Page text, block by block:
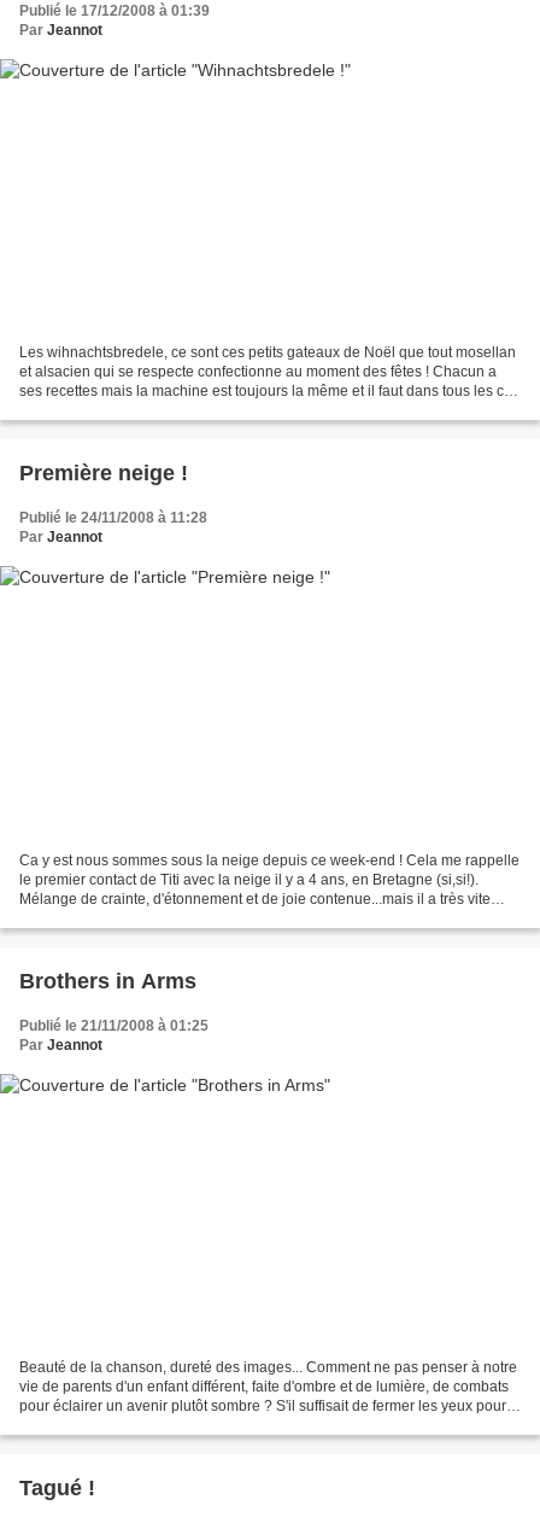
Publié le 17/12/2008 à 01:39
Par Jeannot
Les wihnachtsbredele, ce sont ces petits gateaux de Noël que tout mosellan
et alsacien qui se respecte confectionne au moment des fêtes ! Chacun a
ses recettes mais la machine est toujours la même et il faut dans tous les cas
Première neige !
Publié le 24/11/2008 à 11:28
Par Jeannot
Ca y est nous sommes sous la neige depuis ce week-end ! Cela me rappelle
le premier contact de Titi avec la neige il y a 4 ans, en Bretagne (si,si!).
Mélange de crainte, d'étonnement et de joie contenue...mais il a très vite
Brothers in Arms
Publié le 21/11/2008 à 01:25
Par Jeannot
Beauté de la chanson, dureté des images... Comment ne pas penser à notre
vie de parents d'un enfant différent, faite d'ombre et de lumière, de combats
pour éclairer un avenir plutôt sombre ? S'il suffisait de fermer les yeux pour
Tagué !